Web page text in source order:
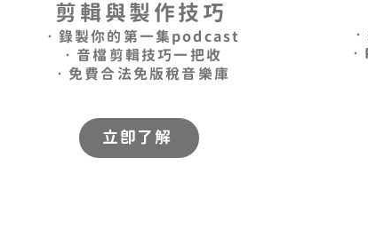
剪輯與製作技巧
•錄製你的第一集podcast
•音檔剪輯技巧一把收
•免費合法免版稅音樂庫
立即了解